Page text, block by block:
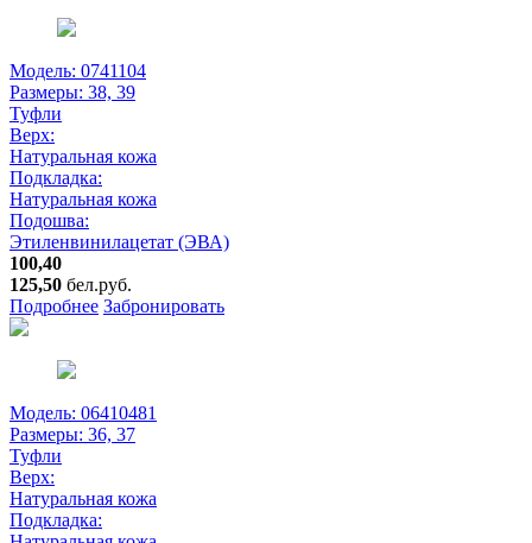
Модель: 0741104
Размеры: 38, 39
Туфли
Верх:
Натуральная кожа
Подкладка:
Натуральная кожа
Подошва:
Этиленвинилацетат (ЭВА)
100,40
125,50 бел.руб.
Подробнее Забронировать
Модель: 06410481
Размеры: 36, 37
Туфли
Верх:
Натуральная кожа
Подкладка: